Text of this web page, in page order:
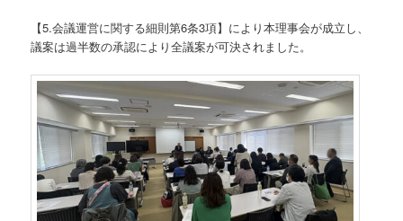
【5.会議運営に関する細則第6条3項】により本理事会が成立し、
議案は過半数の承認により全議案が可決されました。